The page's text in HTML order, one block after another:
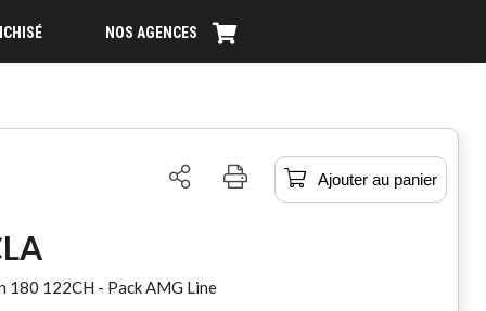
NOS AGENCES
Ajouter au panier
180 122CH - Pack AMG Line